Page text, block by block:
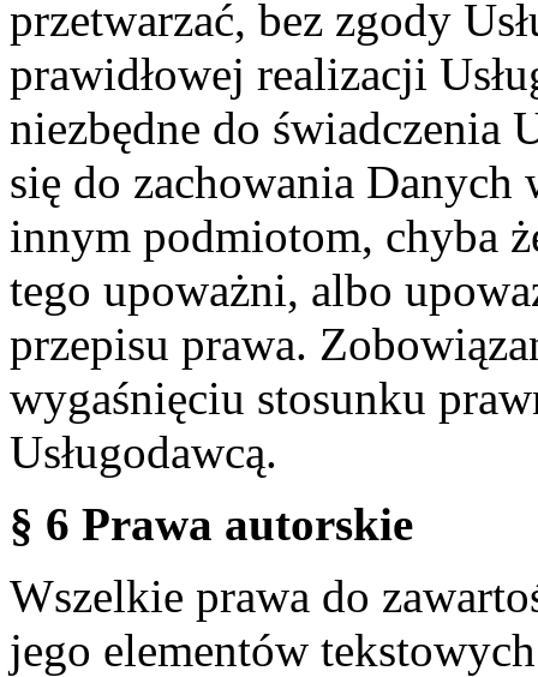
przetwarzać, bez zgody
prawidłowej realizacji
niezbędne do świadczenia
się do zachowania
innym podmiotom, chyba
tego upoważni, albo
przepisu prawa.
wygaśnięciu stosunku
Usługodawcą.
§ 6 Prawa autorskie
Wszelkie prawa do
jego elementów